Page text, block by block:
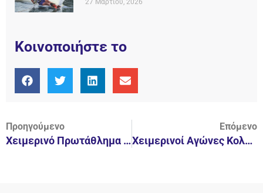
27 Μαρτίου, 2026
Κοινοποιήστε το
Προηγούμενο
Χειμερινό Πρωτάθλημα Τεχνικής Κολύμβησης 2018
Επόμενο
Χειμερινοί Αγώνες Κολύμβησης Προαγωνιστικών